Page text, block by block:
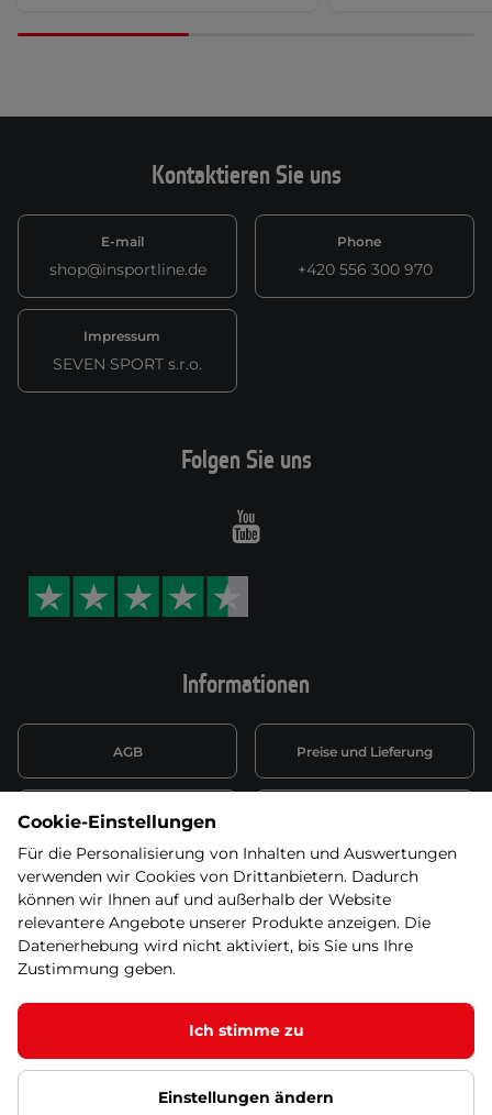
Kontaktieren Sie uns
E-mail
shop@insportline.de
Phone
+420 556 300 970
Impressum
SEVEN SPORT s.r.o.
Informationen
AGB Preise und Lieferung
Datenschutzerklärung
Wiederufsbelehrung mit Link
zum Formular
Batterieentsorgung
Informationen zu Elektro-
und Elektonikgeräten
Widerruf erklären
Folgen Sie uns
Youtube
© 2026 SEVEN SPORT s.r.o Alle Rechte vorbehalten1
Datenschutzgrundsätze Google Datenschutz Google
Cookie-Einstellungen
Für die Personalisierung von Inhalten und Auswertungen
verwenden wir Cookies von Drittanbietern. Dadurch
können wir Ihnen auf und außerhalb der Website
relevantere Angebote unserer Produkte anzeigen. Die
Datenerhebung wird nicht aktiviert, bis Sie uns Ihre
Zustimmung geben.
Ich stimme zu
Einstellungen ändern